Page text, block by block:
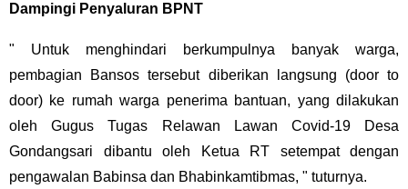
Dampingi Penyaluran BPNT
" Untuk menghindari berkumpulnya banyak warga,
pembagian Bansos tersebut diberikan langsung (door to
door) ke rumah warga penerima bantuan, yang dilakukan
oleh Gugus Tugas Relawan Lawan Covid-19 Desa
Gondangsari dibantu oleh Ketua RT setempat dengan
pengawalan Babinsa dan Bhabinkamtibmas, " tuturnya.